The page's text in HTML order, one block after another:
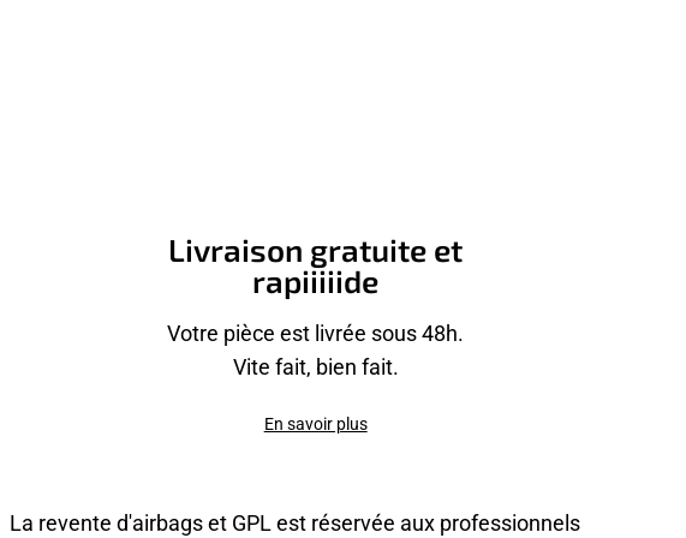
Livraison gratuite et
rapiiiiide
Votre pièce est livrée sous 48h.
Vite fait, bien fait.
En savoir plus
La revente d'airbags et GPL est réservée aux professionnels